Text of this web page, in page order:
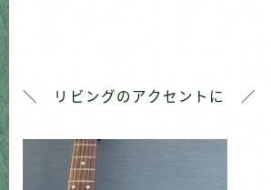
＼ リビングのアクセントに ／